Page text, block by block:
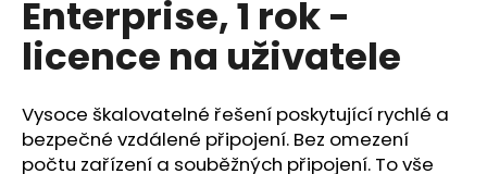
Enterprise, 1 rok -
licence na uživatele
Vysoce škalovatelné řešení poskytující rychlé a
bezpečné vzdálené připojení. Bez omezení
počtu zařízení a souběžných připojení. To vše
a
t
?